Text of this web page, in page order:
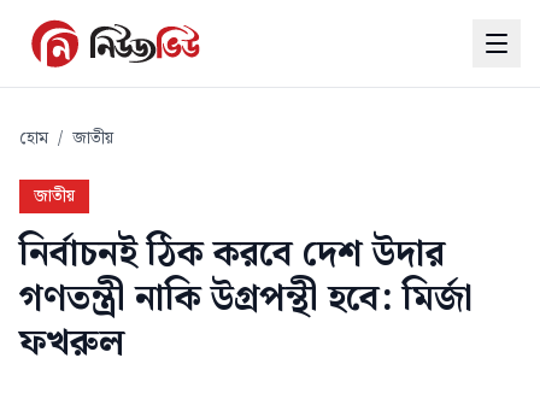
হোম / জাতীয়
জাতীয়
নির্বাচনই ঠিক করবে দেশ উদার
গণতন্ত্রী নাকি উগ্রপন্থী হবে: মির্জা
ফখরুল